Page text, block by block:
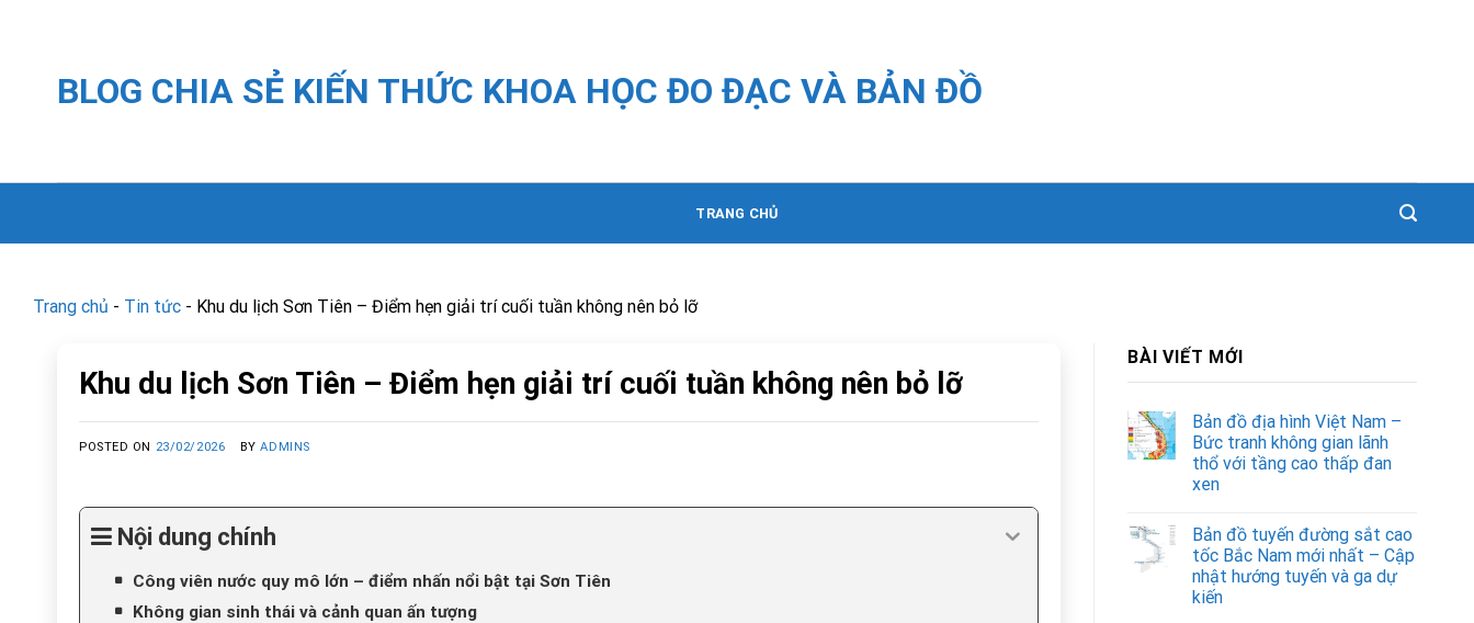
BLOG CHIA SẺ KIẾN THỨC KHOA HỌC ĐO ĐẠC VÀ BẢN ĐỒ
TRANG CHỦ
Trang chủ - Tin tức - Khu du lịch Sơn Tiên – Điểm hẹn giải trí cuối tuần không nên bỏ lỡ
Khu du lịch Sơn Tiên – Điểm hẹn giải trí cuối tuần không nên bỏ lỡ
POSTED ON 23/02/2026 BYADMINS
Nội dung chính
Công viên nước quy mô lớn – điểm nhấn nổi bật tại Sơn Tiên
Không gian sinh thái và cảnh quan ấn tượng
BÀI VIẾT MỚI
Bản đồ địa hình Việt Nam –
Bức tranh không gian lãnh
thổ với tầng cao thấp đan
xen
Bản đồ tuyến đường sắt cao
tốc Bắc Nam mới nhất – Cập
nhật hướng tuyến và ga dự
kiến